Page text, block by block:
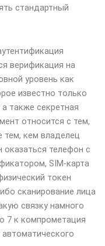
стандартный
верификация на
уровень как
известно только
также секретная
относится с тем,
тем, кем владелец
оказаться телефон с
SIM-карта
токен
сканирование лица
связку намного
7 к компрометация